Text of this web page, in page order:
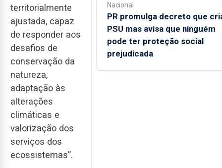
territorialmente
ajustada, capaz
de responder aos
desafios de
conservação da
natureza,
adaptação às
alterações
climáticas e
valorização dos
serviços dos
ecossistemas”.
Nacional
PR promulga decreto que
PSU mas avisa que ninguém
pode ter proteção social
prejudicada